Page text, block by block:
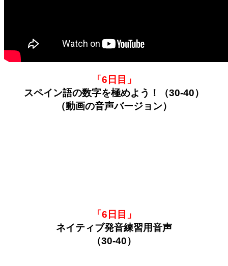
「6日目」
スペイン語の数字を極めよう！（30-40）
（動画の音声バージョン）
「6日目」
ネイティブ発音練習用音声
（30-40）